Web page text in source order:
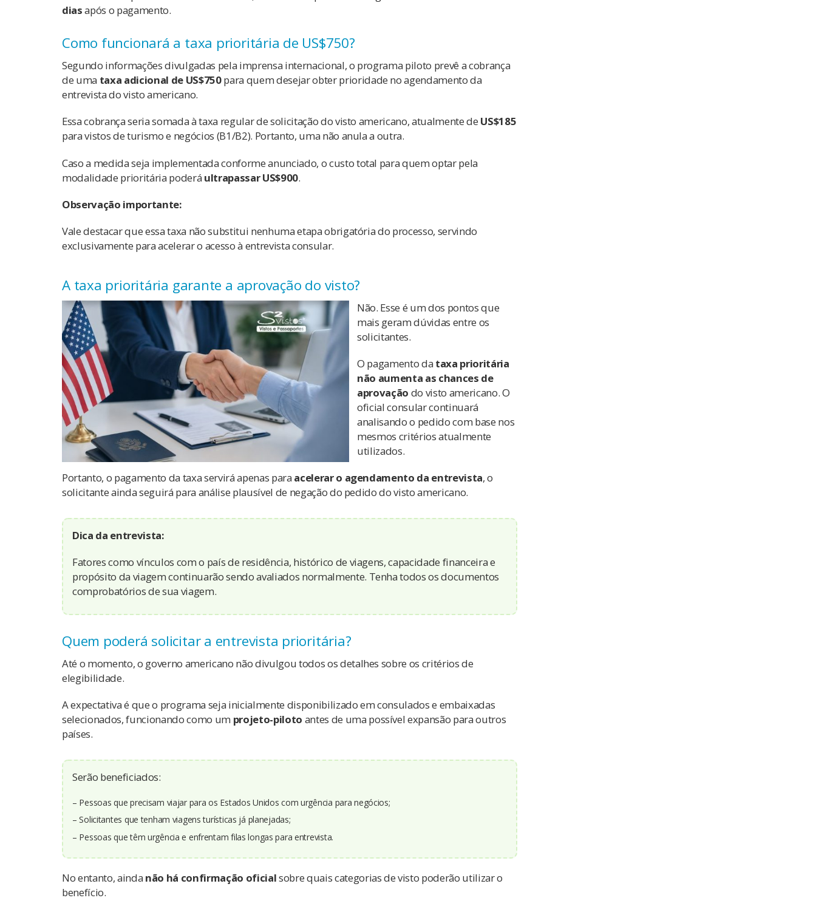
diasapós o pagamento.
Como funcionará a taxa prioritária de US$750?
Segundo informações divulgadas pela imprensa internacional, o programa piloto prevê a cobrança
de uma taxa adicional de US$750para quem desejar obter prioridade no agendamento da
entrevista do visto americano.
Essa cobrança seria somada à taxa regular de solicitação do visto americano, atualmente de US$185
para vistos de turismo e negócios (B1/B2). Portanto, uma não anula a outra.
Caso a medida seja implementada conforme anunciado, o custo total para quem optar pela
modalidade prioritária poderá ultrapassar US$900.
Observação importante:
Vale destacar que essa taxa não substitui nenhuma etapa obrigatória do processo, servindo
exclusivamente para acelerar o acesso à entrevista consular.
A taxa prioritária garante a aprovação do visto?
Não. Esse é um dos pontos que
mais geram dúvidas entre os
solicitantes.
O pagamento da taxa prioritária
não aumenta as chances de
aprovação do visto americano. O
oficial consular continuará
analisando o pedido com base nos
mesmos critérios atualmente
utilizados.
Portanto, o pagamento da taxa servirá apenas para acelerar o agendamento da entrevista, o
solicitante ainda seguirá para análise plausível de negação do pedido do visto americano.
Dica da entrevista:
Fatores como vínculos com o país de residência, histórico de viagens, capacidade financeira e
propósito da viagem continuarão sendo avaliados normalmente. Tenha todos os documentos
comprobatórios de sua viagem.
Quem poderá solicitar a entrevista prioritária?
Até o momento, o governo americano não divulgou todos os detalhes sobre os critérios de
elegibilidade.
A expectativa é que o programa seja inicialmente disponibilizado em consulados e embaixadas
selecionados, funcionando como um projeto-piloto antes de uma possível expansão para outros
países.
Serão beneficiados:
– Pessoas que precisam viajar para os Estados Unidos com urgência para negócios;
– Solicitantes que tenham viagens turísticas já planejadas;
– Pessoas que têm urgência e enfrentam filas longas para entrevista.
No entanto, ainda não há confirmação oficialsobre quais categorias de visto poderão utilizar o
benefício.